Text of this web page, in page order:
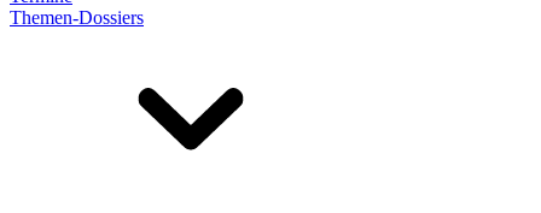
Themen-Dossiers